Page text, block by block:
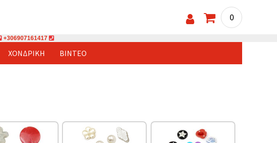
0
+306907161417
ΧΟΝΔΡΙΚΉ ΒΊΝΤΕΟ